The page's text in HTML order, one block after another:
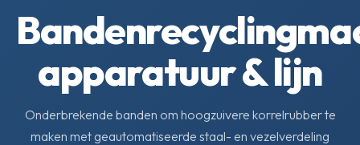
apparatuur & lijn
Onderbrekende banden om hoogzuivere korrelrubber te
maken met geautomatiseerde staal- en vezelverdeling